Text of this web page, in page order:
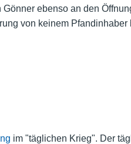
ebenso an den
von keinem
im "täglichen Krieg". Der